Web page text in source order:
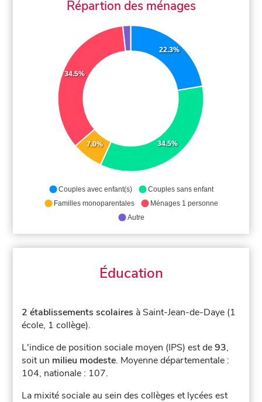
Répartion des ménages
22.3%
34.5%
7.0%
34.5%
Couples avec enfant(s)
Couples sans enfant
Familles monoparentales
Ménages 1 personne
Autre
Éducation
2 établissements scolaires à Saint-Jean-de-Daye (1
école, 1 collège).
L'indice de position sociale moyen (IPS) est de93,
soit un milieu modeste. Moyenne départementale :
104, nationale : 107.
La mixité sociale au sein des collèges et lycées est